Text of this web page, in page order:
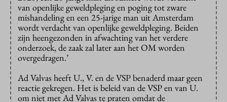
van openlijke geweldpleging en poging tot zware
mishandeling en een 25-jarige man uit Amsterdam
wordt verdacht van openlijke geweldpleging. Beiden
zijn heengezonden in afwachting van het verdere
onderzoek, de zaak zal later aan het OM worden
overgedragen.’
Ad Valvas heeft U., V. en de VSP benaderd maar geen
reactie gekregen. Het is beleid van de VSP en van U.
om niet met Ad Valvas te praten omdat de